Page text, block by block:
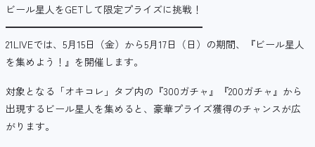
ビール星人をGETして限定プライズに挑戦！
━━━━━━━━━━━━━━━━━━━━
21LIVEでは、5月15日（金）から5月17日（日）の期間、『ビール星人
を集めよう！』を開催します。
対象となる「オキコレ」タブ内の『300ガチャ』『200ガチャ』から
出現するビール星人を集めると、豪華プライズ獲得のチャンスが広
がります。